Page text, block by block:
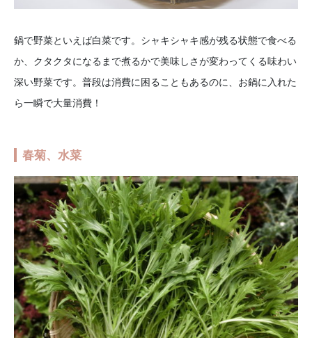
鍋で野菜といえば白菜です。シャキシャキ感が残る状態で食べる
か、クタクタになるまで煮るかで美味しさが変わってくる味わい
深い野菜です。普段は消費に困ることもあるのに、お鍋に入れた
ら一瞬で大量消費！
春菊、水菜